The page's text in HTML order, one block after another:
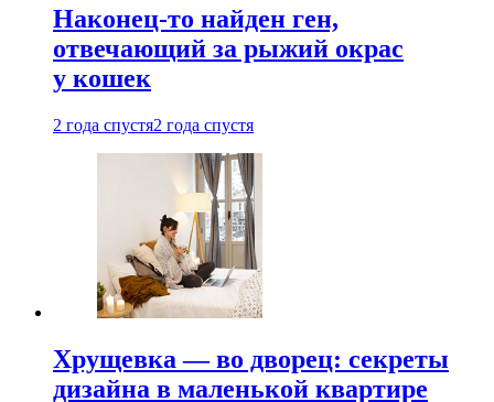
Наконец-то найден ген,
отвечающий за рыжий окрас
у кошек
2 года спустя2 года спустя
Хрущевка — во дворец: секреты
дизайна в маленькой квартире